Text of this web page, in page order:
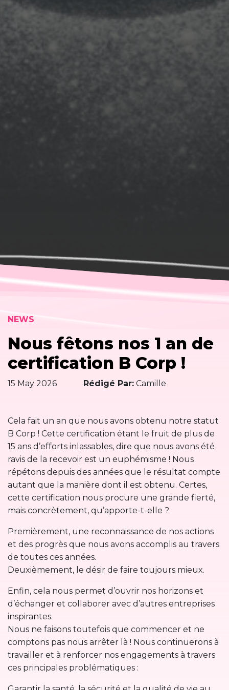
NEWS
Nous fêtons nos 1 an de
certification B Corp !
15 May 2026 Rédigé Par: Camille
Cela fait un an que nous avons obtenu notre statut
B Corp ! Cette certification étant le fruit de plus de
15 ans d’efforts inlassables, dire que nous avons été
ravis de la recevoir est un euphémisme ! Nous
répétons depuis des années que le résultat compte
autant que la manière dont il est obtenu. Certes,
cette certification nous procure une grande fierté,
mais concrètement, qu’apporte-t-elle ?
Premièrement, une reconnaissance de nos actions
et des progrès que nous avons accomplis au travers
de toutes ces années.
Deuxièmement, le désir de faire toujours mieux.
Enfin, cela nous permet d’ouvrir nos horizons et
d’échanger et collaborer avec d’autres entreprises
inspirantes.
Nous ne faisons toutefois que commencer et ne
comptons pas nous arrêter là ! Nous continuerons à
travailler et à renforcer nos engagements à travers
ces principales problématiques :